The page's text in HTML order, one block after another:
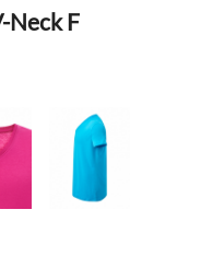
Neck F